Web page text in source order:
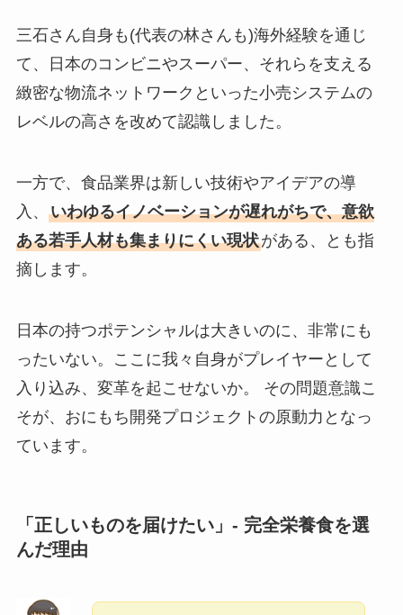
三石さん自身も(代表の林さんも)海外経験を通じ
て、日本のコンビニやスーパー、それらを支える
緻密な物流ネットワークといった小売システムの
レベルの高さを改めて認識しました。
一方で、食品業界は新しい技術やアイデアの導
入、 いわゆるイノベーションが遅れがちで、意欲
ある若手人材も集まりにくい現状がある、とも指
摘します。
日本の持つポテンシャルは大きいのに、非常にも
ったいない。ここに我々自身がプレイヤーとして
入り込み、変革を起こせないか。 その問題意識こ
そが、おにもち開発プロジェクトの原動力となっ
ています。
「正しいものを届けたい」- 完全栄養食を選
んだ理由